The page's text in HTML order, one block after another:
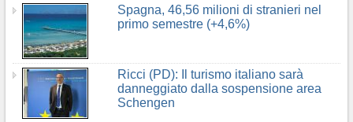
Spagna, 46,56 milioni di stranieri nel
primo semestre (+4,6%)
Ricci (PD): Il turismo italiano sarà
danneggiato dalla sospensione area
Schengen